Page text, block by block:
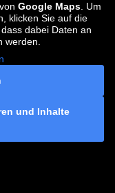
Google Maps . Um
klicken Sie auf die
dabei Daten an
werden.
und Inhalte